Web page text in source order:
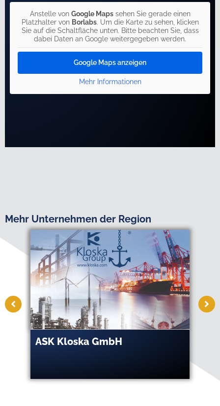
Anstelle von Google Mapssehen Sie gerade einen
Platzhalter von Borlabs. Um die Karte zu sehen, klicken
Sie auf die Schaltfläche unten. Bitte beachten Sie, dass
dabei Daten an Google weitergegeben werden.
Google Maps anzeigen
Mehr Informationen
Mehr Unternehmen der Region
ASK Kloska GmbH